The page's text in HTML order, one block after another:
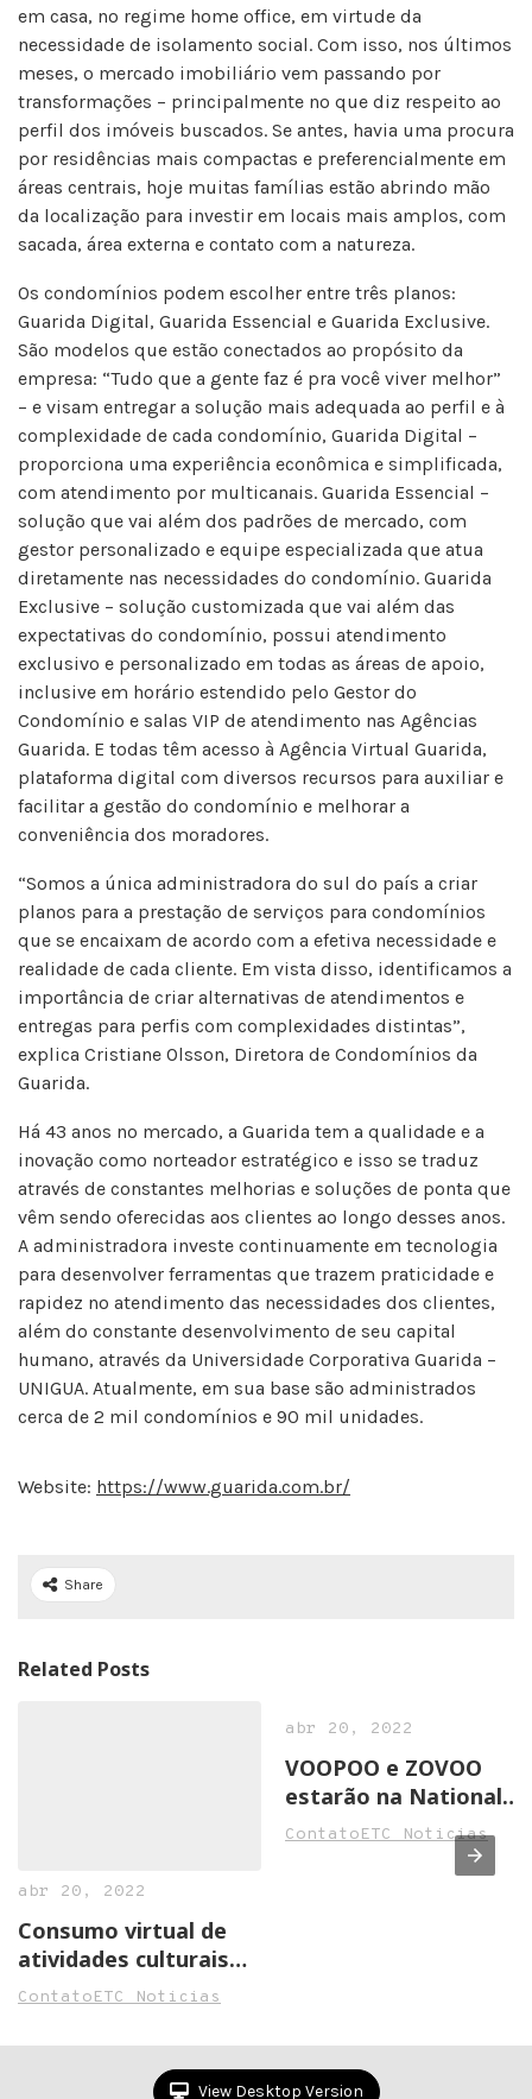
em casa, no regime home office, em virtude da
necessidade de isolamento social. Com isso, nos últimos
meses, o mercado imobiliário vem passando por
transformações – principalmente no que diz respeito ao
perfil dos imóveis buscados. Se antes, havia uma procura
por residências mais compactas e preferencialmente em
áreas centrais, hoje muitas famílias estão abrindo mão
da localização para investir em locais mais amplos, com
sacada, área externa e contato com a natureza.
Os condomínios podem escolher entre três planos:
Guarida Digital, Guarida Essencial e Guarida Exclusive.
São modelos que estão conectados ao propósito da
empresa: “Tudo que a gente faz é pra você viver melhor”
– e visam entregar a solução mais adequada ao perfil e à
complexidade de cada condomínio, Guarida Digital –
proporciona uma experiência econômica e simplificada,
com atendimento por multicanais. Guarida Essencial –
solução que vai além dos padrões de mercado, com
gestor personalizado e equipe especializada que atua
diretamente nas necessidades do condomínio. Guarida
Exclusive – solução customizada que vai além das
expectativas do condomínio, possui atendimento
exclusivo e personalizado em todas as áreas de apoio,
inclusive em horário estendido pelo Gestor do
Condomínio e salas VIP de atendimento nas Agências
Guarida. E todas têm acesso à Agência Virtual Guarida,
plataforma digital com diversos recursos para auxiliar e
facilitar a gestão do condomínio e melhorar a
conveniência dos moradores.
“Somos a única administradora do sul do país a criar
planos para a prestação de serviços para condomínios
que se encaixam de acordo com a efetiva necessidade e
realidade de cada cliente. Em vista disso, identificamos a
importância de criar alternativas de atendimentos e
entregas para perfis com complexidades distintas”,
explica Cristiane Olsson, Diretora de Condomínios da
Guarida.
Há 43 anos no mercado, a Guarida tem a qualidade e a
inovação como norteador estratégico e isso se traduz
através de constantes melhorias e soluções de ponta que
vêm sendo oferecidas aos clientes ao longo desses anos.
A administradora investe continuamente em tecnologia
para desenvolver ferramentas que trazem praticidade e
rapidez no atendimento das necessidades dos clientes,
além do constante desenvolvimento de seu capital
humano, através da Universidade Corporativa Guarida –
UNIGUA. Atualmente, em sua base são administrados
cerca de 2 mil condomínios e 90 mil unidades.
Website: https://www.guarida.com.br/
Share
Related Posts
abr 20, 2022
Consumo virtual de
atividades culturais
cresce na pandemia
ContatoETC Noticias
abr 20, 2022
VOOPOO e ZOVOO
estarão na National
Convenience Show
2022 em Birmingham
ContatoETC Noticias
View Desktop Version